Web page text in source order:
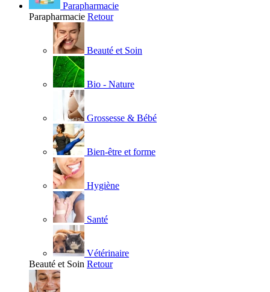
Parapharmacie
Parapharmacie Retour
Beauté et Soin
Bio - Nature
Grossesse & Bébé
Bien-être et forme
Hygiène
Santé
Vétérinaire
Beauté et Soin Retour